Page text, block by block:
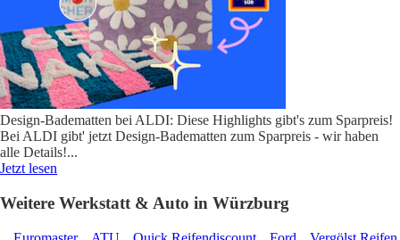
Design-Badematten bei ALDI: Diese Highlights gibt's zum Sparpreis!
Bei ALDI gibt' jetzt Design-Badematten zum Sparpreis - wir haben
alle Details!...
Jetzt lesen
Weitere Werkstatt & Auto in Würzburg